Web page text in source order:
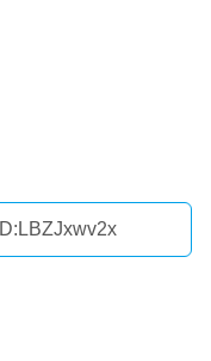
ID:LBZJxwv2x